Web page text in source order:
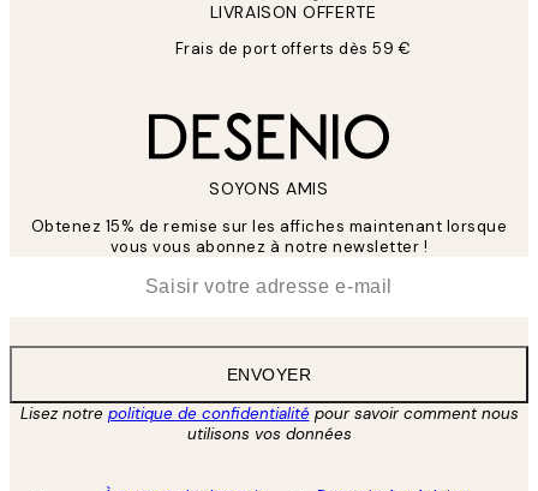
LIVRAISON OFFERTE
Frais de port offerts dès 59 €
SOYONS AMIS
Obtenez 15% de remise sur les affiches maintenant lorsque
vous vous abonnez à notre newsletter !
ENVOYER
Lisez notre politique de confidentialitépour savoir comment nous
utilisons vos données